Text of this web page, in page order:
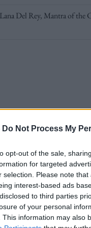
Do Not Process My
opt-out of the sale,
for targeted
selection. Please note
interest-based ads
to third parties
of your personal
This information may also
Lana Del Rey, Mantra of the
και